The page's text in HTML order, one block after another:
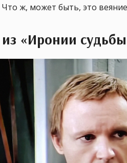
Что ж, может быть, это
«Иронии